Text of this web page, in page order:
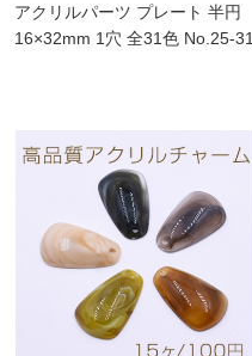
アクリルパーツ プレート 半円
16×32mm 1穴 全31色 No.25-31